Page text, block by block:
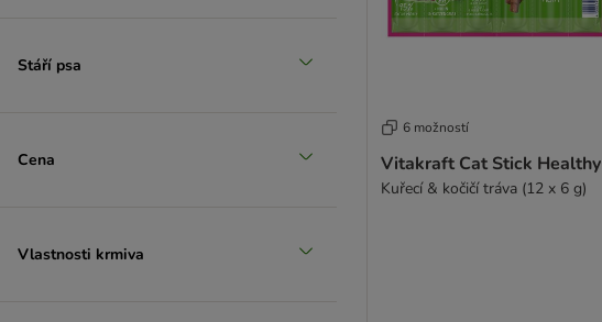
> 50%
Stáří psa
Cena
Vlastnosti krmiva
6 možností
Vitakraft Cat Stick Healthy
Kuřecí & kočičí tráva (12 x 6 g)